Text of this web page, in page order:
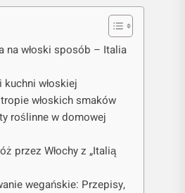
na włoski sposób – Italia
włoskiej
włoskich smaków
roślinne w domowej
przez Włochy z „Italią
wegańskie: Przepisy,